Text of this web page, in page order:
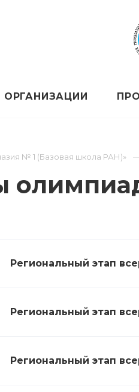
ОРГАНИЗАЦИИ
№ 1 (Базовая школа РАН)»
Региональный этап
Региональный этап
Региональный этап